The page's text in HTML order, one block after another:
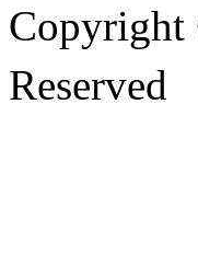
Reserved